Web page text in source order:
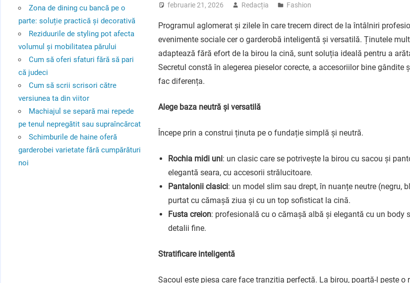
februarie 21, 2026 Redacția Fashion
Programul aglomerat și zilele în care trecem direct de la întâlniri
evenimente sociale cer o garderobă inteligentă și versatilă. Ținutele
adaptează fără efort de la birou la cină, sunt soluția ideală pentru a
Secretul constă în alegerea pieselor corecte, a accesoriilor bine gândite
fac diferența.
Alege baza neutră și versatilă
Începe prin a construi ținuta pe o fundație simplă și neutră.
Rochia midi uni: un clasic care se potrivește la birou cu sacou și
elegantă seara, cu accesorii strălucitoare.
Pantalonii clasici: un model slim sau drept, în nuanțe neutre (negru,
purtat cu cămașă ziua și cu un top sofisticat la cină.
Fusta creion: profesională cu o cămașă albă și elegantă cu un body
detalii fine.
Stratificare inteligentă
Sacoul este piesa care face tranziția perfectă. La birou, poartă-l peste o
Zona de dining cu bancă pe o
parte: soluție practică și decorativă
Reziduurile de styling pot afecta
volumul și mobilitatea părului
Cum să oferi sfaturi fără să pari
că judeci
Cum să scrii scrisori către
versiunea ta din viitor
Machiajul se separă mai repede
pe tenul nepregătit sau supraîncărcat
Schimburile de haine oferă
garderobei varietate fără cumpărături
noi